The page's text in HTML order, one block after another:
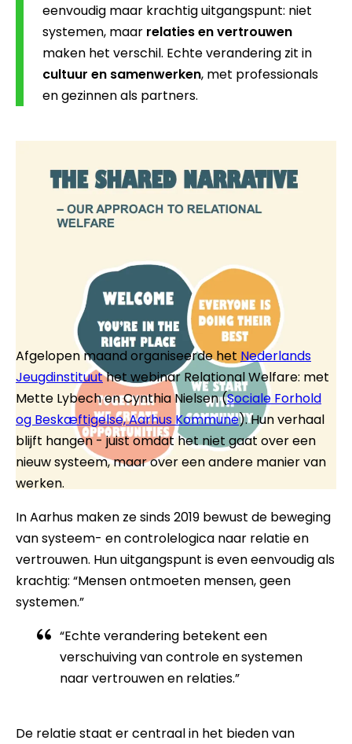
eenvoudig maar krachtig uitgangspunt: niet
systemen, maar relaties en vertrouwen
maken het verschil. Echte verandering zit in
cultuur en samenwerken, met professionals
en gezinnen als partners.
Afgelopen maand organiseerde het Nederlands
Jeugdinstituuthet webinar Relational Welfare: met
Mette Lybech en Cynthia Nielsen (Sociale Forhold
og Beskæftigelse, Aarhus Kommune). Hun verhaal
blijft hangen - juist omdat het niet gaat over een
nieuw systeem, maar over een andere manier van
werken.
In Aarhus maken ze sinds 2019 bewust de beweging
van systeem- en controlelogica naar relatie en
vertrouwen. Hun uitgangspunt is even eenvoudig als
krachtig: “Mensen ontmoeten mensen, geen
systemen.”
“Echte verandering betekent een
verschuiving van controle en systemen
naar vertrouwen en relaties.”
De relatie staat er centraal in het bieden van